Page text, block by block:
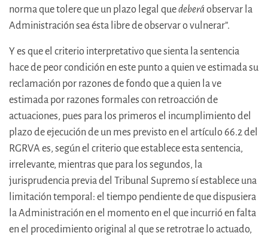
norma que tolere que un plazo legal quedeberá observar la
Administración sea ésta libre de observar o vulnerar”.
Y es que el criterio interpretativo que sienta la sentencia
hace de peor condición en este punto a quien ve estimada su
reclamación por razones de fondo que a quien la ve
estimada por razones formales con retroacción de
actuaciones, pues para los primeros el incumplimiento del
plazo de ejecución de un mes previsto en el artículo 66.2 del
RGRVA es, según el criterio que establece esta sentencia,
irrelevante, mientras que para los segundos, la
jurisprudencia previa del Tribunal Supremo sí establece una
limitación temporal: el tiempo pendiente de que dispusiera
la Administración en el momento en el que incurrió en falta
en el procedimiento original al que se retrotrae lo actuado,